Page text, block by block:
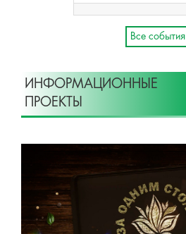
Все события
ИНФОРМАЦИОННЫЕ
ПРОЕКТЫ